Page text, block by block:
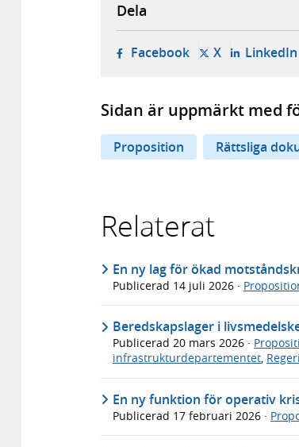
Dela
Facebook- öppnas i ny flik,
X- öppnas i
LinkedIn
Sidan är uppmärkt med
Proposition Rättsliga
Relaterat
En ny lag för ökad
Publicerad 14 juli 2026 ·
Beredskapslager i
Publicerad 20 mars 2026 ·
infrastrukturdepartementet,
En ny funktion för operativ
Publicerad 17 februari 2026 ·